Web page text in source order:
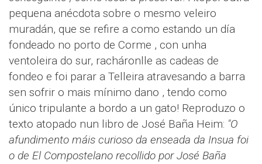
pequena anécdota sobre o mesmo veleiro
muradán, que se refire a como estando un día
fondeado no porto de Corme , con unha
ventoleira do sur, racháronlle as cadeas de
fondeo e foi parar a Telleira atravesando a barra
sen sofrir o mais mínimo dano , tendo como
único tripulante a bordo a un gato! Reproduzo o
texto atopado nun libro de José Baña Heim: "O
afundimento máis curioso da enseada da Insua foi
o de El Compostelano recollido por José Baña